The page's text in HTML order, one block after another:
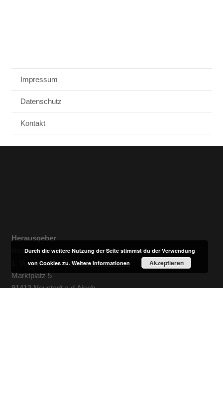
Impressum
Datenschutz
Kontakt
Herausgeber
Besondere Arbeitsgemeinschaft NeuStadt und Land
1. Vorsitzender Stefan Schmidt
Marktplatz 5
91413 Neustadt a.d.Aisch
Durch die weitere Nutzung der Seite stimmst du der Verwendung
von Cookies zu.Weitere Informationen Akzeptieren